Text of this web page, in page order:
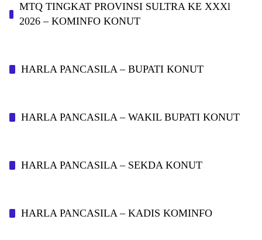
MTQ TINGKAT PROVINSI SULTRA KE XXXl
2026 – KOMINFO KONUT
HARLA PANCASILA – BUPATI KONUT
HARLA PANCASILA – WAKIL BUPATI KONUT
HARLA PANCASILA – SEKDA KONUT
HARLA PANCASILA – KADIS KOMINFO